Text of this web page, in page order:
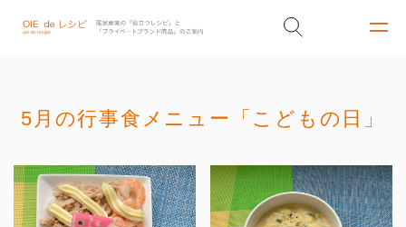
5月の行事食メニュー「こどもの日」